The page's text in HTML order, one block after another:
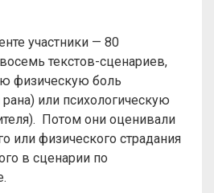
участники — 80
текстов-сценариев,
физическую боль
или психологическую
Потом они оценивали
или физического страдания
в сценарии по